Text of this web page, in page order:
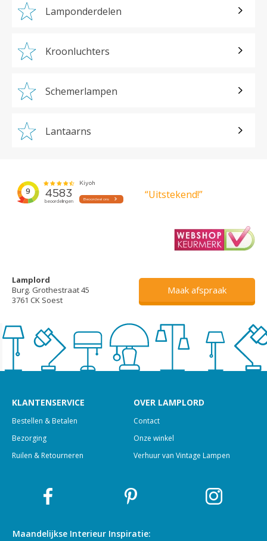
Lamponderdelen
Kroonluchters
Schemerlampen
Lantaarns
“Uitstekend!”
Lamplord
Burg. Grothestraat 45
3761 CK Soest
Maak afspraak
KLANTENSERVICE
Bestellen & Betalen
Bezorging
Ruilen & Retourneren
OVER LAMPLORD
Contact
Onze winkel
Verhuur van Vintage Lampen
Maandelijkse Interieur Inspiratie: